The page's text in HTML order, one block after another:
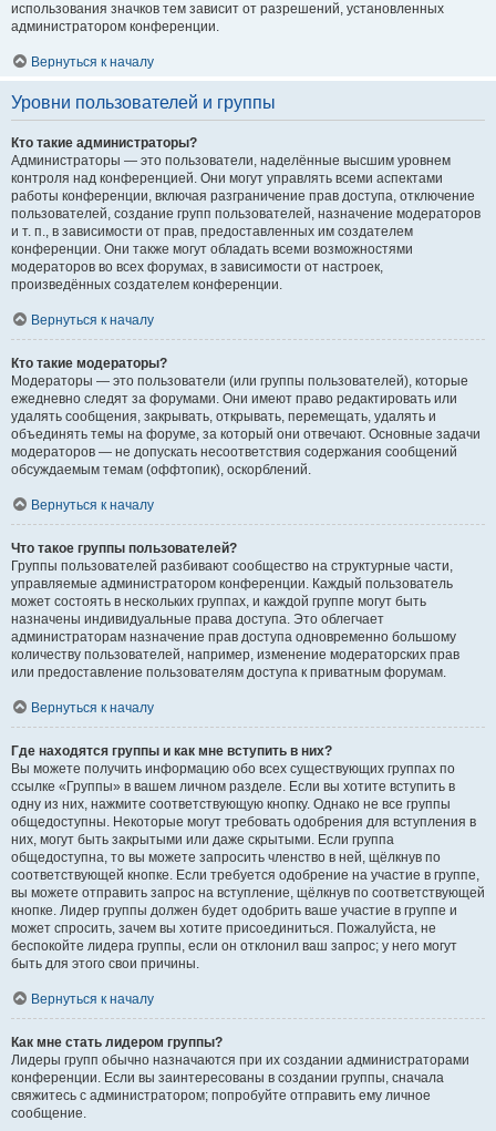
использования значков тем зависит от разрешений, установленных
администратором конференции.
Вернуться к началу
Уровни пользователей и группы
Кто такие администраторы?
Администраторы — это пользователи, наделённые высшим уровнем
контроля над конференцией. Они могут управлять всеми аспектами
работы конференции, включая разграничение прав доступа, отключение
пользователей, создание групп пользователей, назначение модераторов
и т. п., в зависимости от прав, предоставленных им создателем
конференции. Они также могут обладать всеми возможностями
модераторов во всех форумах, в зависимости от настроек,
произведённых создателем конференции.
Вернуться к началу
Кто такие модераторы?
Модераторы — это пользователи (или группы пользователей), которые
ежедневно следят за форумами. Они имеют право редактировать или
удалять сообщения, закрывать, открывать, перемещать, удалять и
объединять темы на форуме, за который они отвечают. Основные задачи
модераторов — не допускать несоответствия содержания сообщений
обсуждаемым темам (оффтопик), оскорблений.
Вернуться к началу
Что такое группы пользователей?
Группы пользователей разбивают сообщество на структурные части,
управляемые администратором конференции. Каждый пользователь
может состоять в нескольких группах, и каждой группе могут быть
назначены индивидуальные права доступа. Это облегчает
администраторам назначение прав доступа одновременно большому
количеству пользователей, например, изменение модераторских прав
или предоставление пользователям доступа к приватным форумам.
Вернуться к началу
Где находятся группы и как мне вступить в них?
Вы можете получить информацию обо всех существующих группах по
ссылке «Группы» в вашем личном разделе. Если вы хотите вступить в
одну из них, нажмите соответствующую кнопку. Однако не все группы
общедоступны. Некоторые могут требовать одобрения для вступления в
них, могут быть закрытыми или даже скрытыми. Если группа
общедоступна, то вы можете запросить членство в ней, щёлкнув по
соответствующей кнопке. Если требуется одобрение на участие в группе,
вы можете отправить запрос на вступление, щёлкнув по соответствующей
кнопке. Лидер группы должен будет одобрить ваше участие в группе и
может спросить, зачем вы хотите присоединиться. Пожалуйста, не
беспокойте лидера группы, если он отклонил ваш запрос; у него могут
быть для этого свои причины.
Вернуться к началу
Как мне стать лидером группы?
Лидеры групп обычно назначаются при их создании администраторами
конференции. Если вы заинтересованы в создании группы, сначала
свяжитесь с администратором; попробуйте отправить ему личное
сообщение.